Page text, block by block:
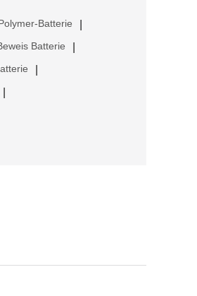
Batterie
Batterie